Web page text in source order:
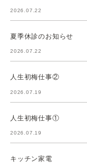
2026.07.22
夏季休診のお知らせ
2026.07.22
人生初梅仕事②
2026.07.19
人生初梅仕事①
2026.07.19
キッチン家電